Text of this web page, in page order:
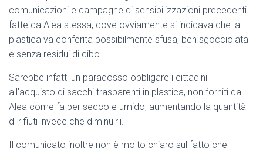
comunicazioni e campagne di sensibilizzazioni precedenti
fatte da Alea stessa, dove ovviamente si indicava che la
plastica va conferita possibilmente sfusa, ben sgocciolata
e senza residui di cibo.
Sarebbe infatti un paradosso obbligare i cittadini
all’acquisto di sacchi trasparenti in plastica, non forniti da
Alea come fa per secco e umido, aumentando la quantità
di rifiuti invece che diminuirli.
Il comunicato inoltre non è molto chiaro sul fatto che